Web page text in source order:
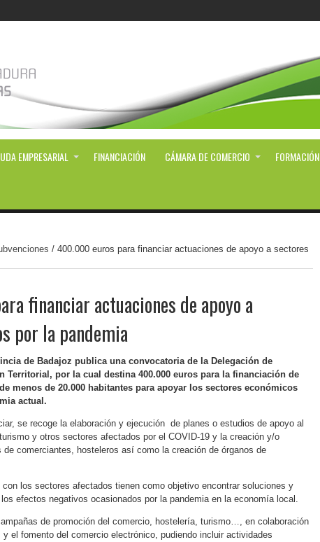
EMPRESARIAL FINANCIACIÓN CÁMARA DE COMERCIO FORMACIÓN
/ 400.000 euros para financiar actuaciones de apoyo a sectores
financiar actuaciones de apoyo a
por la pandemia
de Badajoz publica una convocatoria de la Delegación de
Territorial, por la cual destina 400.000 euros para la financiación de
menos de 20.000 habitantes para apoyar los sectores económicos
actual.
se recoge la elaboración y ejecución de planes o estudios de apoyo al
y otros sectores afectados por el COVID-19 y la creación y/o
comerciantes, hosteleros así como la creación de órganos de
los sectores afectados tienen como objetivo encontrar soluciones y
efectos negativos ocasionados por la pandemia en la economía local.
de promoción del comercio, hostelería, turismo…, en colaboración
el fomento del comercio electrónico, pudiendo incluir actividades